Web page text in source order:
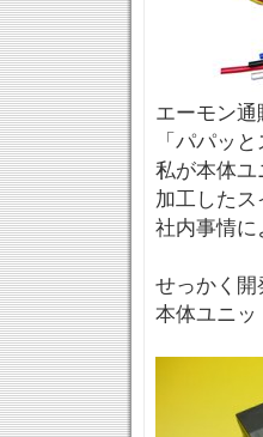
エーモン
「パパッ
私が本体
加工した
社内事情
せっかく
本体ユニ